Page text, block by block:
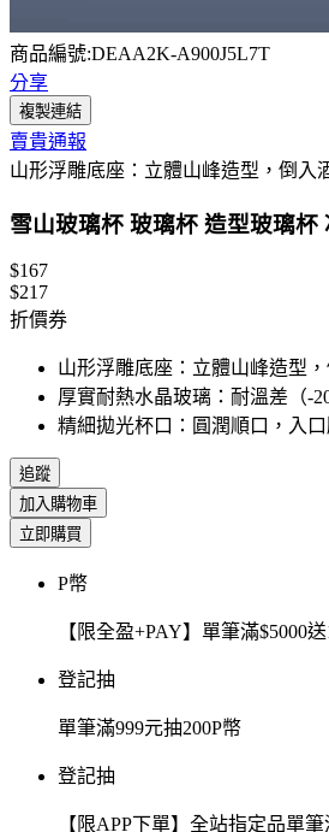
商品編號:DEAA2K-A900J5L7T
分享
複製連結
賣貴通報
山形浮雕底座：立體山峰造型，倒入
雪山玻璃杯 玻璃杯 造型玻璃
$167
$217
折價券
山形浮雕底座：立體山峰造型
厚實耐熱水晶玻璃：耐溫差（-
精細拋光杯口：圓潤順口，入
追蹤
加入購物車
立即購買
P幣
【限全盈+PAY】單筆滿$5000
登記抽
單筆滿999元抽200P幣
登記抽
【限APP下單】全站指定品單